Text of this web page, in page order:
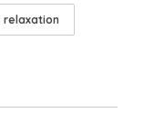
relaxation